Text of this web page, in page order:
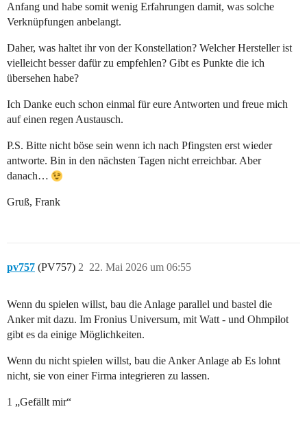
Anfang und habe somit wenig Erfahrungen damit, was solche
Verknüpfungen anbelangt.
Daher, was haltet ihr von der Konstellation? Welcher Hersteller ist
vielleicht besser dafür zu empfehlen? Gibt es Punkte die ich
übersehen habe?
Ich Danke euch schon einmal für eure Antworten und freue mich
auf einen regen Austausch.
P.S. Bitte nicht böse sein wenn ich nach Pfingsten erst wieder
antworte. Bin in den nächsten Tagen nicht erreichbar. Aber
danach…
Gruß, Frank
pv757 (PV757) 22. Mai 2026 um 06:55
2
Wenn du spielen willst, bau die Anlage parallel und bastel die
Anker mit dazu. Im Fronius Universum, mit Watt - und Ohmpilot
gibt es da einige Möglichkeiten.
Wenn du nicht spielen willst, bau die Anker Anlage ab Es lohnt
nicht, sie von einer Firma integrieren zu lassen.
1 „Gefällt mir“